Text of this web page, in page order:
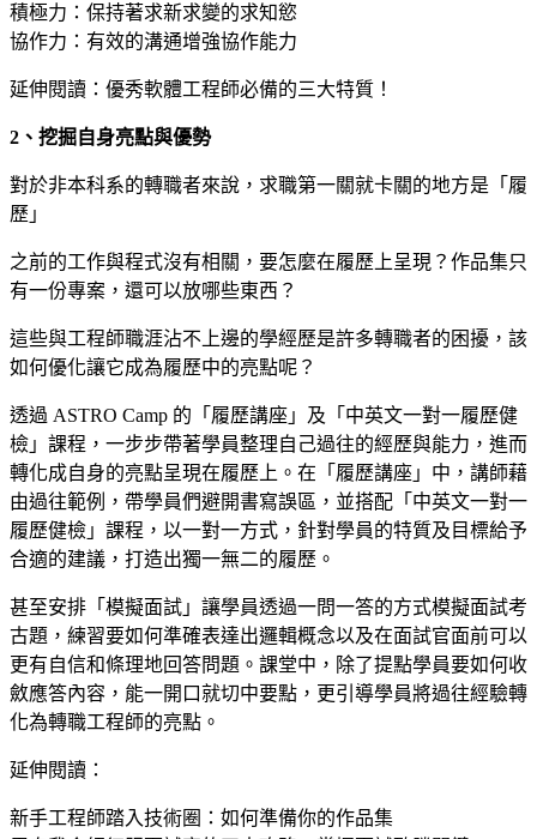
積極力：保持著求新求變的求知慾
協作力：有效的溝通增強協作能力
延伸閱讀： 優秀軟體工程師必備的三大特質！
2、挖掘自身亮點與優勢
對於非本科系的轉職者來說，求職第一關就卡關的地方是「履
歷」
之前的工作與程式沒有相關，要怎麼在履歷上呈現？作品集只
有一份專案，還可以放哪些東西？
這些與工程師職涯沾不上邊的學經歷是許多轉職者的困擾，該
如何優化讓它成為履歷中的亮點呢？
透過 ASTRO Camp 的「履歷講座」及「中英文一對一履歷健
檢」課程，一步步帶著學員整理自己過往的經歷與能力，進而
轉化成自身的亮點呈現在履歷上。在「履歷講座」中，講師藉
由過往範例，帶學員們避開書寫誤區，並搭配「中英文一對一
履歷健檢」課程，以一對一方式，針對學員的特質及目標給予
合適的建議，打造出獨一無二的履歷。
甚至安排「模擬面試」讓學員透過一問一答的方式模擬面試考
古題，練習要如何準確表達出邏輯概念以及在面試官面前可以
更有自信和條理地回答問題。課堂中，除了提點學員要如何收
斂應答內容，能一開口就切中要點，更引導學員將過往經驗轉
化為轉職工程師的亮點。
延伸閱讀：
新手工程師踏入技術圈：如何準備你的作品集